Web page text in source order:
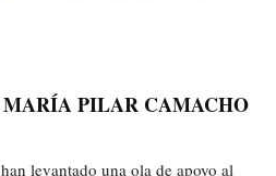
PILAR CAMACHO
levantado una ola de apoyo al